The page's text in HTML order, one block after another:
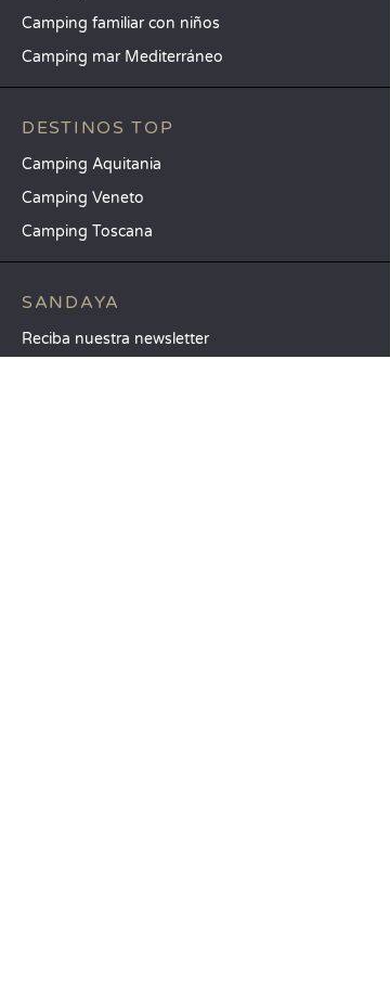
Camping familiar con niños
Camping mar Mediterráneo
DESTINOS TOP
Camping Aquitania
Camping Veneto
Camping Toscana
SANDAYA
Reciba nuestra newsletter